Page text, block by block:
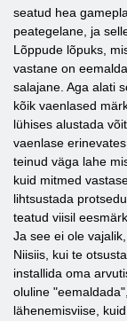
seatud hea
peategelane, ja
Lõppude lõpuks,
vastane on
salajane. Aga alati
kõik vaenlased
lühises alustada
vaenlase
teinud väga lahe
kuid mitmed
lihtsustada
teatud viisil
Ja see ei ole
Niisiis, kui te
installida oma
oluline
lähenemisviise,